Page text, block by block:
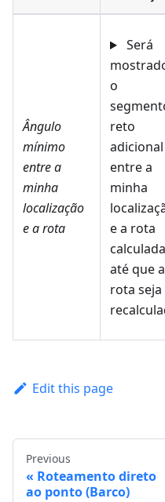
Ângulo
mínimo
entre a
minha
localização
e a rota
Será
o
reto
adicional
entre a
minha
e a rota
calculada
até que a
rota seja
Edit this page
Previous
Roteamento direto
ao ponto (Barco)